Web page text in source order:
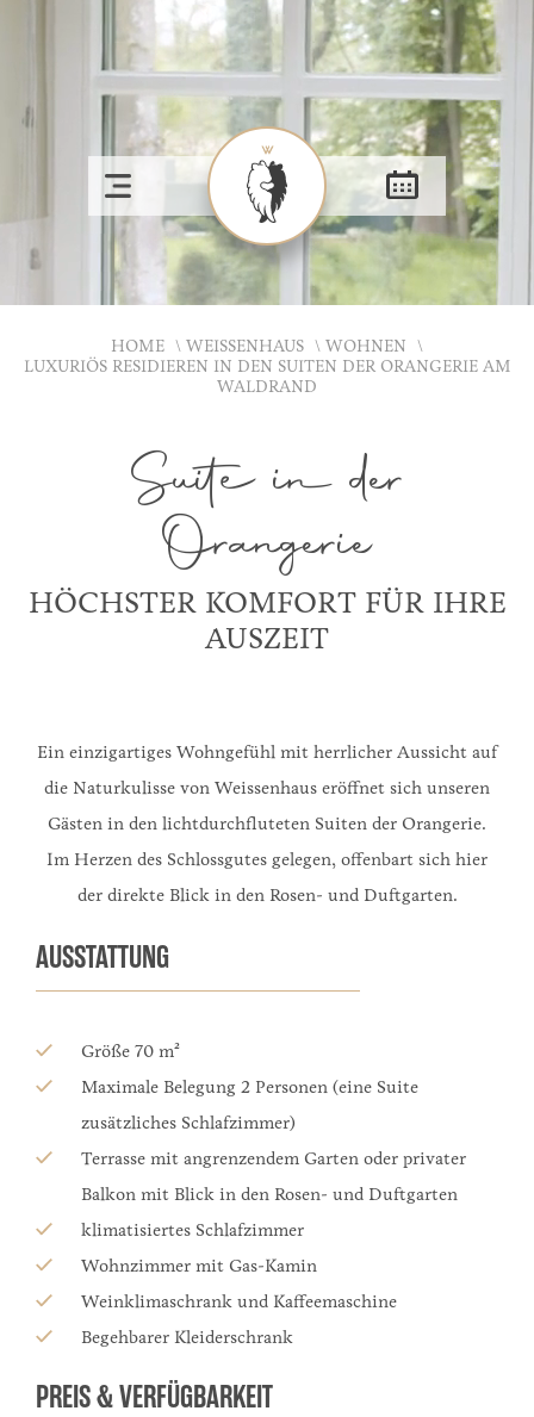
HOME WEISSENHAUS
WOHNEN
LUXURIÖS RESIDIEREN IN DEN SUITEN DER ORANGERIE AM
WALDRAND
Suite in der
Orangerie
HÖCHSTER KOMFORT FÜR IHRE
AUSZEIT
Ein einzigartiges Wohngefühl mit herrlicher Aussicht auf
die Naturkulisse von Weissenhaus eröffnet sich unseren
Gästen in den lichtdurchfluteten Suiten der Orangerie.
Im Herzen des Schlossgutes gelegen, offenbart sich hier
der direkte Blick in den Rosen- und Duftgarten.
AUSSTATTUNG
Größe 70 m²
Maximale Belegung 2 Personen (eine Suite
zusätzliches Schlafzimmer)
Terrasse mit angrenzendem Garten oder privater
Balkon mit Blick in den Rosen- und Duftgarten
klimatisiertes Schlafzimmer
Wohnzimmer mit Gas-Kamin
Weinklimaschrank und Kaffeemaschine
Begehbarer Kleiderschrank
PREIS & VERFÜGBARKEIT